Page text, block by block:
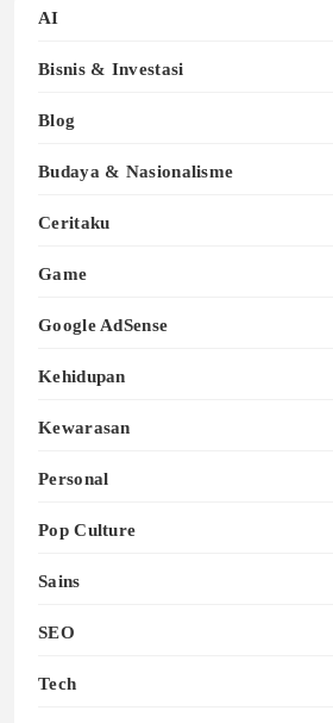
AI
Bisnis & Investasi
Blog
Budaya & Nasionalisme
Ceritaku
Game
Google AdSense
Kehidupan
Kewarasan
Personal
Pop Culture
Sains
SEO
Tech